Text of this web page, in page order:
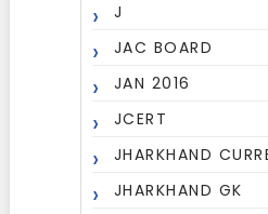
J
JAC BOARD
JAN 2016
JCERT
JHARKHAND
JHARKHAND GK